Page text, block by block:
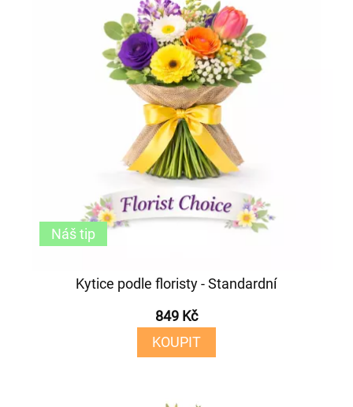
Kytice podle floristy - Standardní
849 Kč
KOUPIT
Náš tip